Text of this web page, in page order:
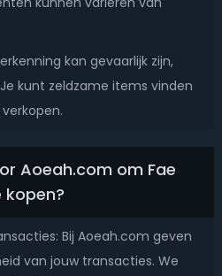
kan gevaarlijk zijn,
kunt zeldzame items vinden
Aoeah.com om Fae
kopen?
Bij Aoeah.com geven
van jouw transacties. We